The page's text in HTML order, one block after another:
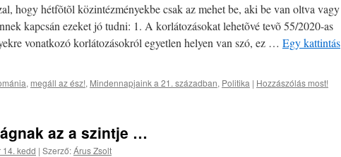
hogy hétfõtõl közintézményekbe csak az mehet be, aki be van oltva vagy
kapcsán ezeket jó tudni: 1. A korlátozásokat lehetõvé tevõ 55/2020-as
vonatkozó korlátozásokról egyetlen helyen van szó, ez … Egy kattintás
, megáll az ész!, Mindennapjaink a 21. században, Politika | Hozzászólás most!
az a szintje …
kedd | Szerző:Árus Zsolt